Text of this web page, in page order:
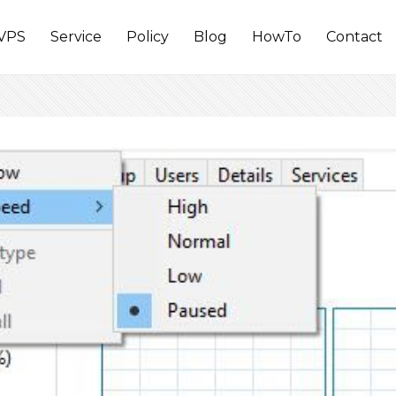
Service Policy Blog HowTo Contact